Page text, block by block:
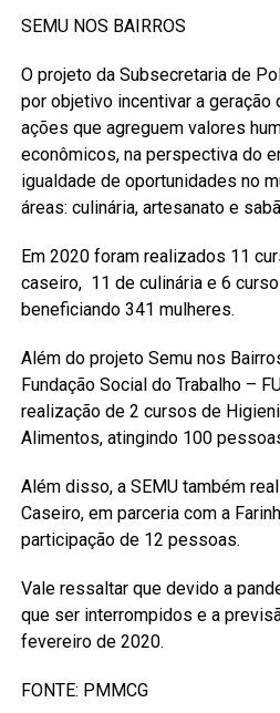
SEMU NOS BAIRROS
O projeto da Subsecretaria de
por objetivo incentivar a geração
ações que agreguem valores
econômicos, na perspectiva do
igualdade de oportunidades no
áreas: culinária, artesanato e
Em 2020 foram realizados 11
caseiro, 11 de culinária e 6
beneficiando 341 mulheres.
Além do projeto Semu nos
Fundação Social do Trabalho –
realização de 2 cursos de
Alimentos, atingindo 100
Além disso, a SEMU também
Caseiro, em parceria com a
participação de 12 pessoas.
Vale ressaltar que devido a
que ser interrompidos e a
fevereiro de 2020.
FONTE: PMMCG